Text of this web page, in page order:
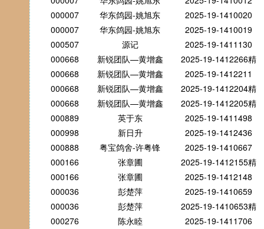
000007
华东鸽园-姚旭东
2025-19-1410020
000007
华东鸽园-姚旭东
2025-19-1410019
000507
源记
2025-19-1411130
000668
新锐团队—黄增鑫
2025-19-1412266精
000668
新锐团队—黄增鑫
2025-19-1412211
000668
新锐团队—黄增鑫
2025-19-1412204精
000668
新锐团队—黄增鑫
2025-19-1412205精
000889
英于东
2025-19-1411498
000998
新日升
2025-19-1412436
000888
粤宝鸽舍-许粤锋
2025-19-1410667
000166
张章圃
2025-19-1412155精
000166
张章圃
2025-19-1412148
000036
彭楚萍
2025-19-1410659
000036
彭楚萍
2025-19-1410653精
000276
陈永睦
2025-19-1411706